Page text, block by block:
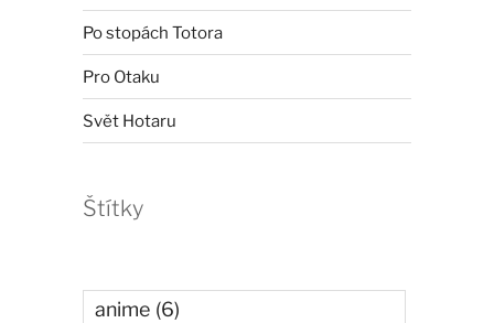
Po stopách Totora
Pro Otaku
Svět Hotaru
Štítky
anime (6)